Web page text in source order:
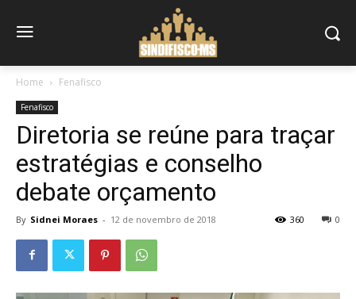
Home Fenafisco
Fenafisco
Diretoria se reúne para traçar
estratégias e conselho
debate orçamento
By Sidnei Moraes - 12 de novembro de 2018 0
360